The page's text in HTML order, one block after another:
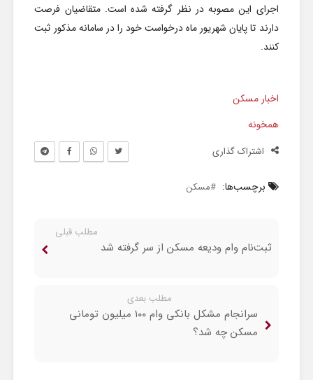
اجرای این مصوبه در نظر گرفته شده است. متقاضیان فرصت
دارند تا پایان شهریور ماه درخواست خود را در سامانه مذکور ثبت
کنند.
اخبار مسکن
همخونه
اشتراک گذاری
برچسب‌ها: مسکن
مطلب قبلی
ثبت‌نام وام ودیعه مسکن از سر گرفته شد
مطلب بعدی
سرانجام مشکل بانکی وام ۱۰۰ میلیون تومانی
مسکن چه شد؟